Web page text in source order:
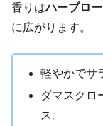
香りはハーブロ
に広がります。
軽やかでサ
ダマスクロ
ス。